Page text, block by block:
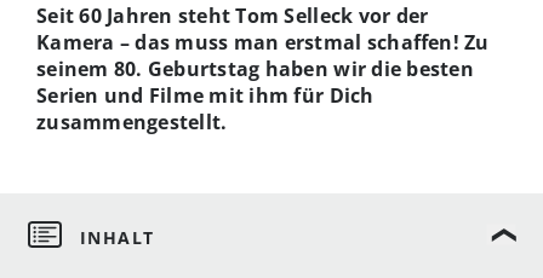
Seit 60 Jahren steht Tom Selleck vor der
Kamera – das muss man erstmal schaffen! Zu
seinem 80. Geburtstag haben wir die besten
Serien und Filme mit ihm für Dich
zusammengestellt.